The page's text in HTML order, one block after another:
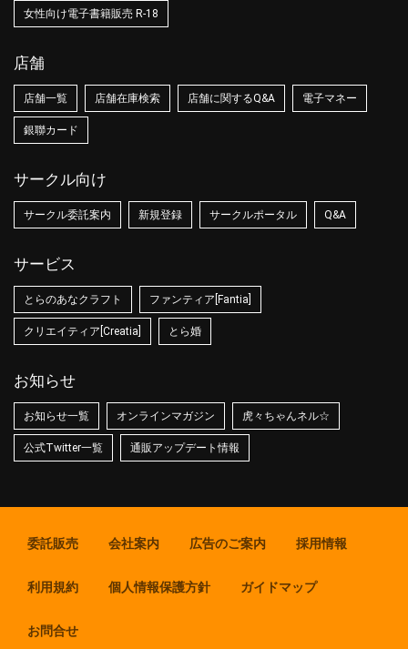
女性向け電子書籍販売 R-18
店舗
店舗一覧 店舗在庫検索 店舗に関するQ&A 電子マネー
銀聯カード
サークル向け
サークル委託案内 新規登録 サークルポータル Q&A
サービス
とらのあなクラフト ファンティア[Fantia]
クリエイティア[Creatia] とら婚
お知らせ
お知らせ一覧 オンラインマガジン 虎々ちゃんネル☆
公式Twitter一覧 通販アップデート情報
委託販売 会社案内 広告のご案内 採用情報
利用規約 個人情報保護方針 ガイドマップ
お問合せ